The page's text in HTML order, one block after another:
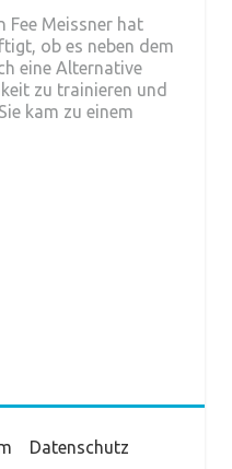
Fee Meissner hat
ob es neben dem
eine Alternative
zu trainieren und
kam zu einem
Datenschutz